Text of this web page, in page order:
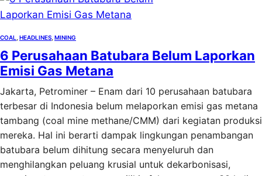
COAL HEADLINES MINING
6 Perusahaan Batubara Belum Laporkan
Emisi Gas Metana
Jakarta, Petrominer – Enam dari 10 perusahaan batubara
terbesar di Indonesia belum melaporkan emisi gas metana
tambang (coal mine methane/CMM) dari kegiatan produksi
mereka. Hal ini berarti dampak lingkungan penambangan
batubara belum dihitung secara menyeluruh dan
menghilangkan peluang krusial untuk dekarbonisasi,